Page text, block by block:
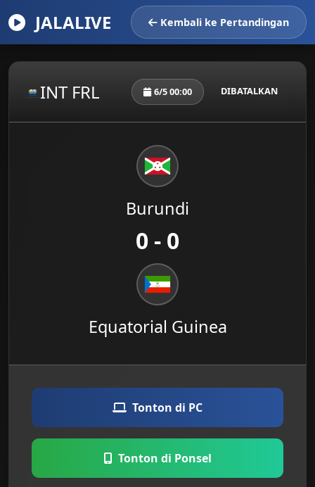
JALALIVE Kembali ke Pertandingan
INT FRL 6/5 00:00 DIBATALKAN
Burundi
0 - 0
Equatorial Guinea
Tonton di PC
Tonton di Ponsel